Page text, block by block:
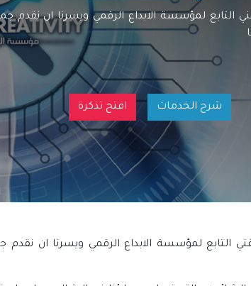
التابع لمؤسسة الابداع الرقمي ويسرنا ان نقدم
شرح الخدمات افتح تذكرة
التابع لمؤسسة الابداع الرقمي ويسرنا ان نقدم